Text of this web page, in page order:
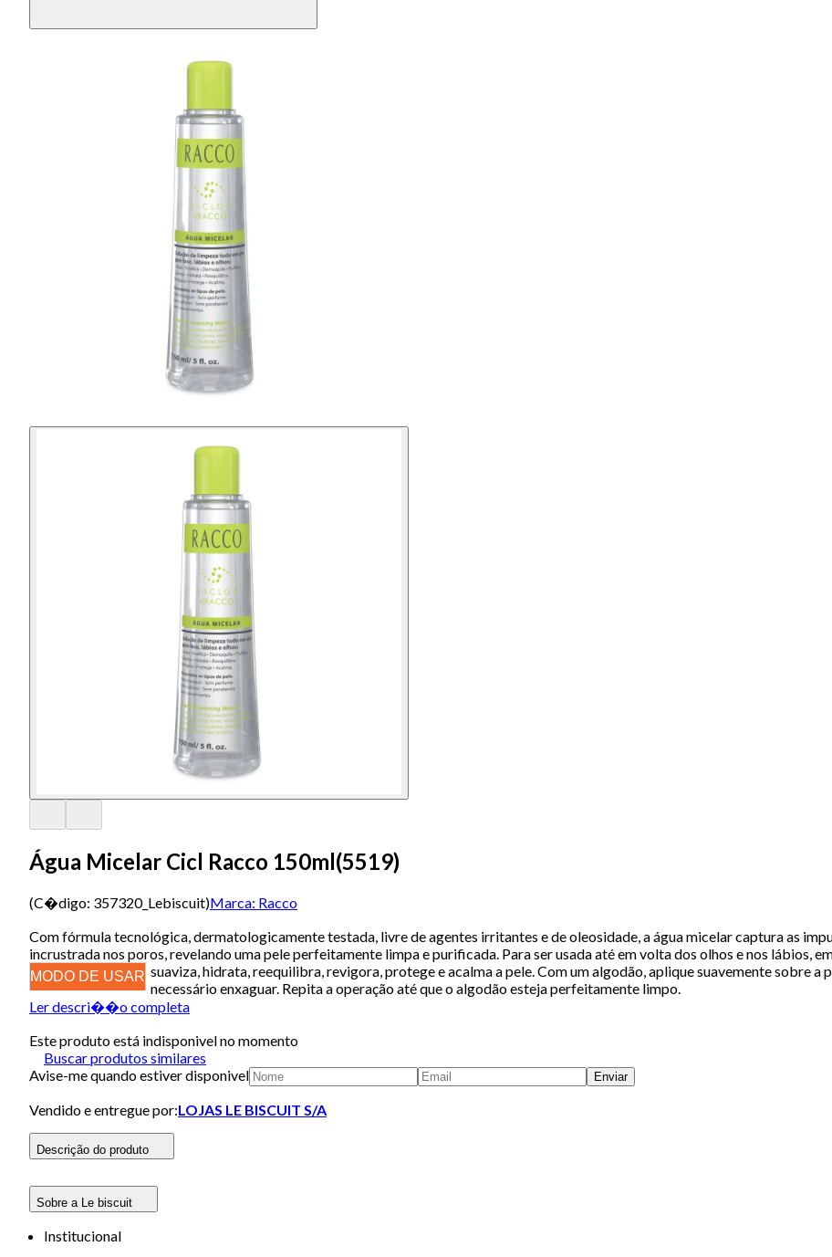
Água Micelar Cicl Racco 150ml(5519)
(C�digo: 357320_Lebiscuit)Marca: Racco
Com fórmula tecnológica, dermatologicamente testada, livre de agentes irritantes e de oleosidade, a água micelar captura as
incrustrada nos poros, revelando uma pele perfeitamente limpa e purificada. Para ser usada até em volta dos olhos e nos lábios,
suaviza, hidrata, reequilibra, revigora, protege e acalma a pele.
MODO DE USAR
Com um algodão, aplique suavemente sobre a
necessário enxaguar. Repita a operação até que o algodão esteja perfeitamente limpo.
Ler descri��o completa
Este produto está indisponivel no momento
Buscar produtos similares
Avise-me quando estiver disponivel
Enviar
Vendido e entregue por:LOJAS LE BISCUIT S/A
Descrição do produto
Sobre a Le biscuit
Institucional